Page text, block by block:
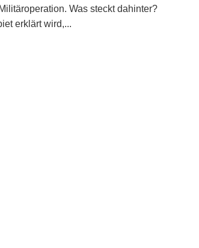
Was steckt dahinter?
erklärt wird,...